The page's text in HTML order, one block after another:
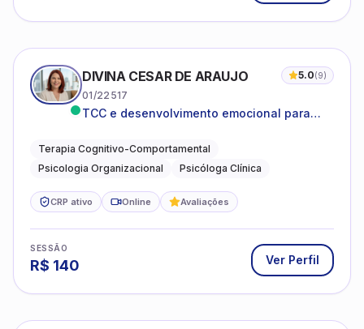
DIVINA CESAR DE ARAUJO 5.0(9)
01/22517
TCC e desenvolvimento emocional para
Terapia Cognitivo-Comportamental
Psicologia Organizacional
Psicóloga Clínica
CRP ativo Online Avaliações
SESSÃO
R$ 140 Ver Perfil